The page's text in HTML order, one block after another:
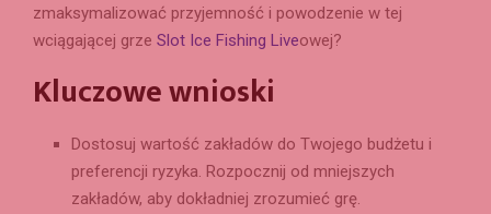
zmaksymalizować przyjemność i powodzenie w tej
wciągającej grze Slot Ice Fishing Liveowej?
Kluczowe wnioski
Dostosuj wartość zakładów do Twojego budżetu i
preferencji ryzyka. Rozpocznij od mniejszych
zakładów, aby dokładniej zrozumieć grę.